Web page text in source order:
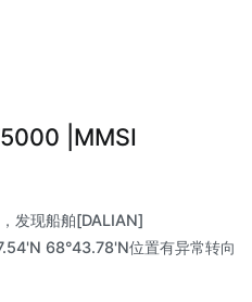
|MMSI
发现船舶[DALIAN]
68°43.78'N位置有异常转向